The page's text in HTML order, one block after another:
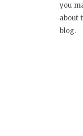
you
about
blog.